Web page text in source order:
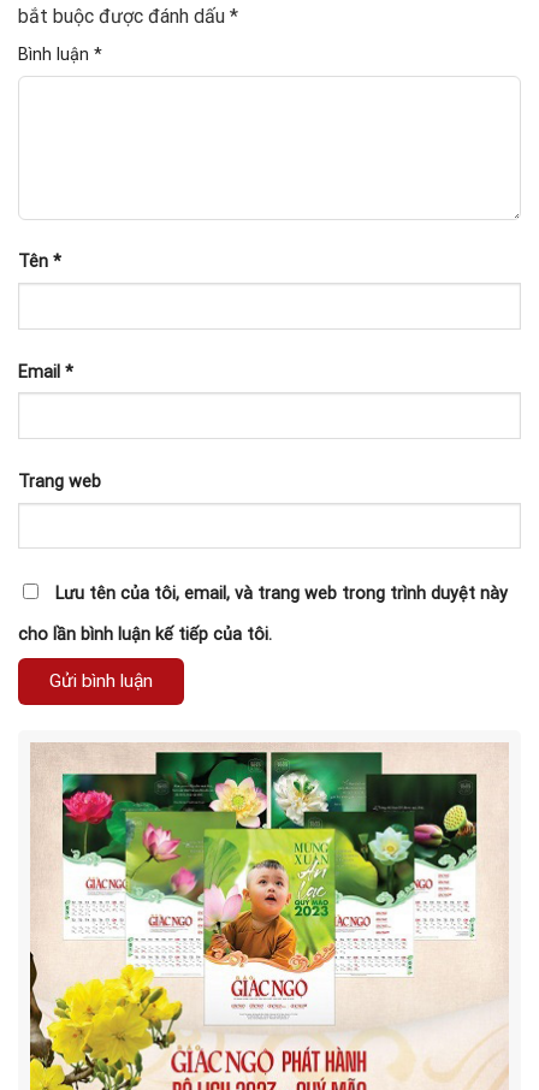
bắt buộc được đánh dấu *
Bình luận *
Tên *
Email *
Trang web
Lưu tên của tôi, email, và trang web trong trình duyệt này
cho lần bình luận kế tiếp của tôi.